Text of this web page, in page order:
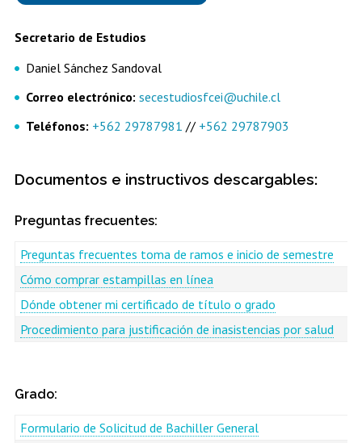
Secretario de Estudios
Daniel Sánchez Sandoval
Correo electrónico: secestudiosfcei@uchile.cl
Teléfonos: +562 29787981 // +562 29787903
Documentos e instructivos descargables:
Preguntas frecuentes:
Preguntas frecuentes toma de ramos e inicio de semestre
Cómo comprar estampillas en línea
Dónde obtener mi certificado de título o grado
Procedimiento para justificación de inasistencias por salud
Grado:
Formulario de Solicitud de Bachiller General